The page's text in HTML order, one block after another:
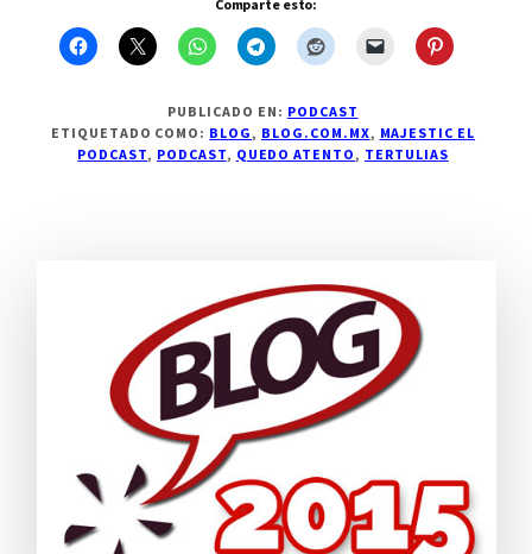
Comparte esto:
PUBLICADO EN: PODCAST
ETIQUETADO COMO: BLOG , BLOG.COM.MX, MAJESTIC EL
PODCAST, PODCAST, QUEDO ATENTO , TERTULIAS